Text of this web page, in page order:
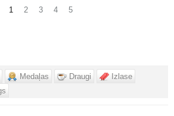
1 2 3 4 5
Medaļas Draugi
Izlase